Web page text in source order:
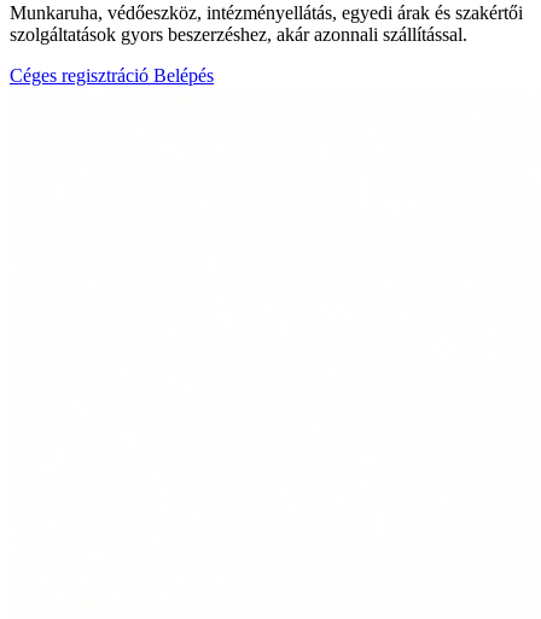
Munkaruha, védőeszköz, intézményellátás, egyedi árak és szakértői
szolgáltatások gyors beszerzéshez, akár azonnali szállítással.
Céges regisztráció Belépés